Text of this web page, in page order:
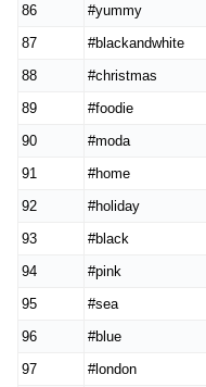
86
#yummy
87
#blackandwhite
88
#christmas
89
#foodie
90
#moda
91
#home
92
#holiday
93
#black
94
#pink
95
#sea
96
#blue
97
#london